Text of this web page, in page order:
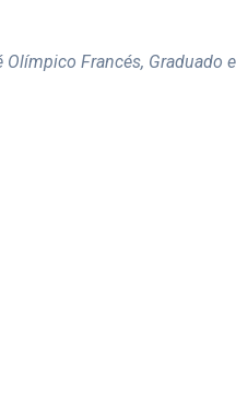
Francés, Graduado